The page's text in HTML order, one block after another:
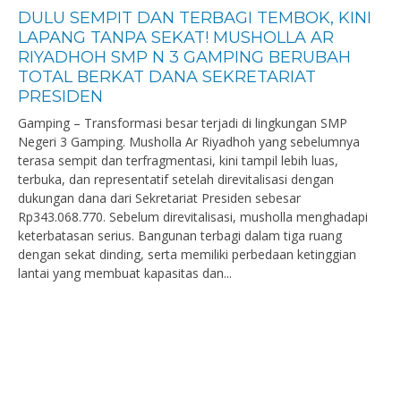
DULU SEMPIT DAN TERBAGI TEMBOK, KINI
LAPANG TANPA SEKAT! MUSHOLLA AR
RIYADHOH SMP N 3 GAMPING BERUBAH
TOTAL BERKAT DANA SEKRETARIAT
PRESIDEN
Gamping – Transformasi besar terjadi di lingkungan SMP
Negeri 3 Gamping. Musholla Ar Riyadhoh yang sebelumnya
terasa sempit dan terfragmentasi, kini tampil lebih luas,
terbuka, dan representatif setelah direvitalisasi dengan
dukungan dana dari Sekretariat Presiden sebesar
Rp343.068.770. Sebelum direvitalisasi, musholla menghadapi
keterbatasan serius. Bangunan terbagi dalam tiga ruang
dengan sekat dinding, serta memiliki perbedaan ketinggian
lantai yang membuat kapasitas dan...